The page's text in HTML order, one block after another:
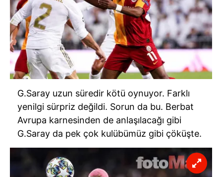
G.Saray uzun süredir kötü oynuyor. Farklı
yenilgi sürpriz değildi. Sorun da bu. Berbat
Avrupa karnesinden de anlaşılacağı gibi
G.Saray da pek çok kulübümüz gibi çöküşte.